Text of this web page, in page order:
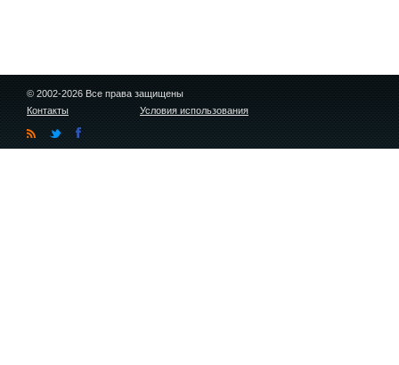
© 2002-2026 Все права защищены
Контакты
Условия использования